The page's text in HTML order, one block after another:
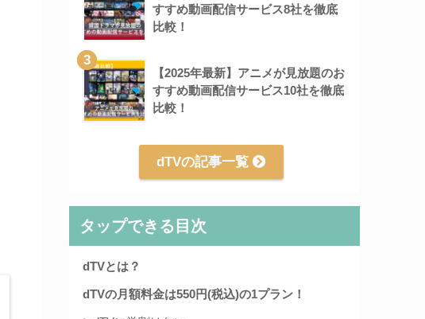
すすめ動画配信サービス8社を徹底
比較！
3
【2025年最新】アニメが見放題のお
すすめ動画配信サービス10社を徹底
比較！
dTVの記事一覧
タップできる目次
dTVとは？
dTVの月額料金は550円(税込)の1プラン！